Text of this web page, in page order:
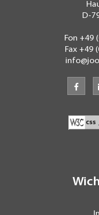
D-
Fon +49
Fax +49